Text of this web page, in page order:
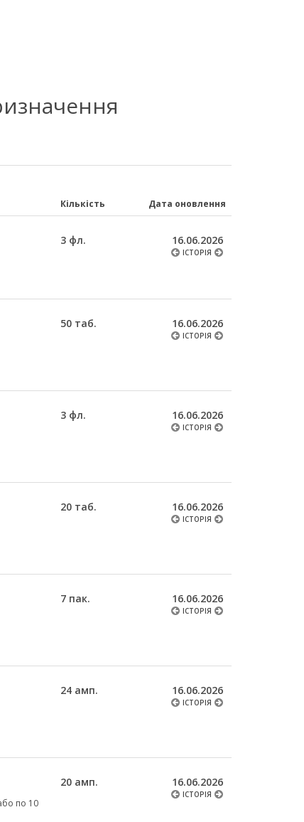
Кількість Дата оновлення
3 фл. 16.06.2026
ІСТОРІЯ
50 таб. 16.06.2026
ІСТОРІЯ
3 фл. 16.06.2026
ІСТОРІЯ
20 таб. 16.06.2026
ІСТОРІЯ
7 пак. 16.06.2026
ІСТОРІЯ
24 амп. 16.06.2026
ІСТОРІЯ
по 10
20 амп. 16.06.2026
ІСТОРІЯ